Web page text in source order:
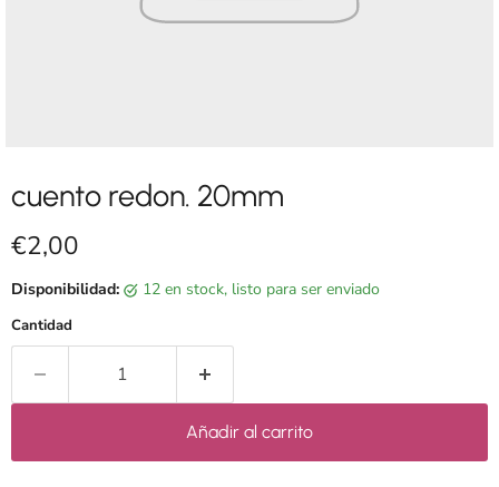
cuento redon. 20mm
Precio actual
€2,00
Disponibilidad: 12 en stock, listo para ser enviado
Cantidad
Añadir al carrito